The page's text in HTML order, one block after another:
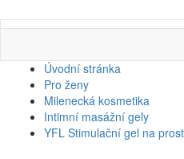
Úvodní stránka
Pro ženy
Milenecká kosmetika
Intimní masážní gely
YFL Stimulační gel na